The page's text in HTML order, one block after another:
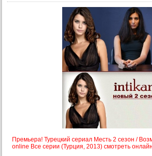
Премьера! Турецкий сериал Месть 2 сезон /
online Все серии (Турция, 2013) смотреть